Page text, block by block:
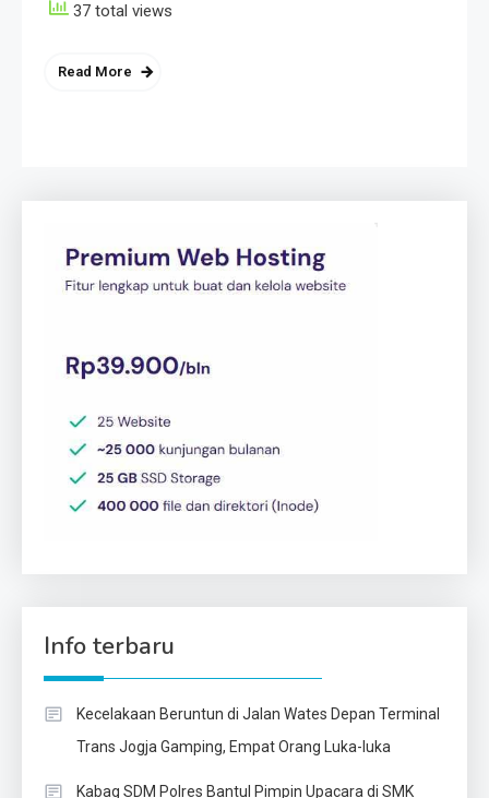
37 total views
Read More
Info terbaru
Kecelakaan Beruntun di Jalan Wates Depan Terminal
Trans Jogja Gamping, Empat Orang Luka-luka
Kabag SDM Polres Bantul Pimpin Upacara di SMK